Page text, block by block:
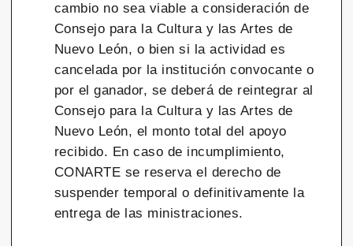
cambio no sea viable a consideración de
Consejo para la Cultura y las Artes de
Nuevo León, o bien si la actividad es
cancelada por la institución convocante o
por el ganador, se deberá de reintegrar al
Consejo para la Cultura y las Artes de
Nuevo León, el monto total del apoyo
recibido. En caso de incumplimiento,
CONARTE se reserva el derecho de
suspender temporal o definitivamente la
entrega de las ministraciones.